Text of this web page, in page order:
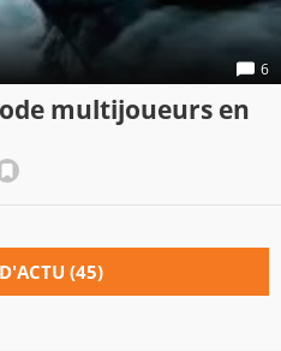
6
multijoueurs en
(45)